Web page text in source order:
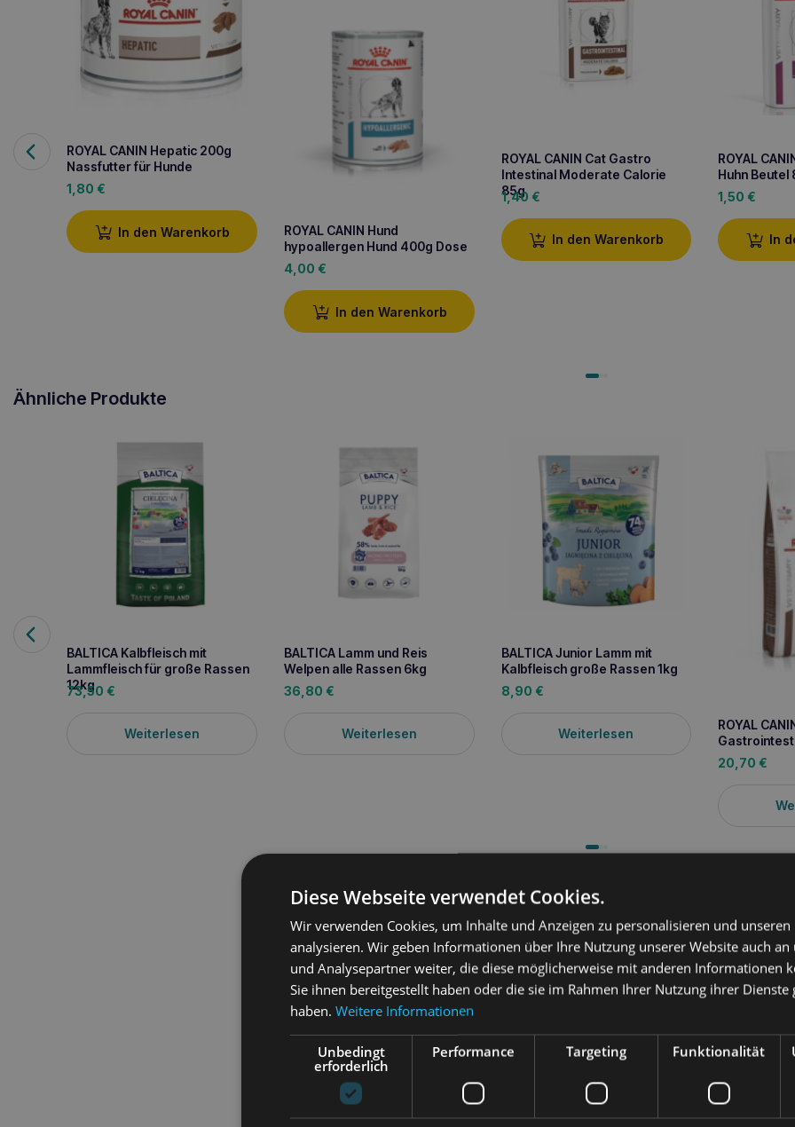
ROYAL CANIN Hepatic 200g
Nassfutter für Hunde
1,80 €
In den Warenkorb
ROYAL CANIN Hund
hypoallergen Hund 400g Dose
4,00 €
In den Warenkorb
ROYAL CANIN Cat Gastro
Intestinal Moderate Calorie
85g
1,40 €
In den Warenkorb
ROYAL
Huhn Beutel
1,50 €
In
Ähnliche Produkte
BALTICA Kalbfleisch mit
Lammfleisch für große Rassen
12kg
73,50 €
Weiterlesen
BALTICA Lamm und Reis
Welpen alle Rassen 6kg
36,80 €
Weiterlesen
BALTICA Junior Lamm mit
Kalbfleisch große Rassen 1kg
8,90 €
Weiterlesen
ROYAL
20,70 €
Produktbeschreibung
ROYAL CANIN SHN Mini Adult 8kgist ein ausgewogenes Alleinfutter, das speziell für
kleiner Rassenmit einem Gewicht von bis zu 10 kg entwickelt wurde. Dank seines
dieses Futter dazu bei, das normale Körpergewicht des Hundes zu halten und gleichzeitig
Energiebedarf zu decken. Die Rezeptur des Futters enthält Inhaltsstoffe zur Unterstützung
Knochen, was besonders für Hunde kleiner Rassen wichtig ist, die einen empfindlicheren
zum Wohlbefinden des Hundes beiträgt.
ROYAL CANIN SHN Mini Adult 8kg – Umfassende
kleine Rassen
Diese Webseite verwendet Cookies.
Wir verwenden Cookies, um Inhalte und Anzeigen zu personalisieren und
analysieren. Wir geben Informationen über Ihre Nutzung unserer Website auch an
und Analysepartner weiter, die diese möglicherweise mit anderen Informationen
Sie ihnen bereitgestellt haben oder die sie im Rahmen Ihrer Nutzung ihrer Dienste
haben. Weitere Informationen
Unbedingt
erforderlich
Performance Targeting Funktionalität